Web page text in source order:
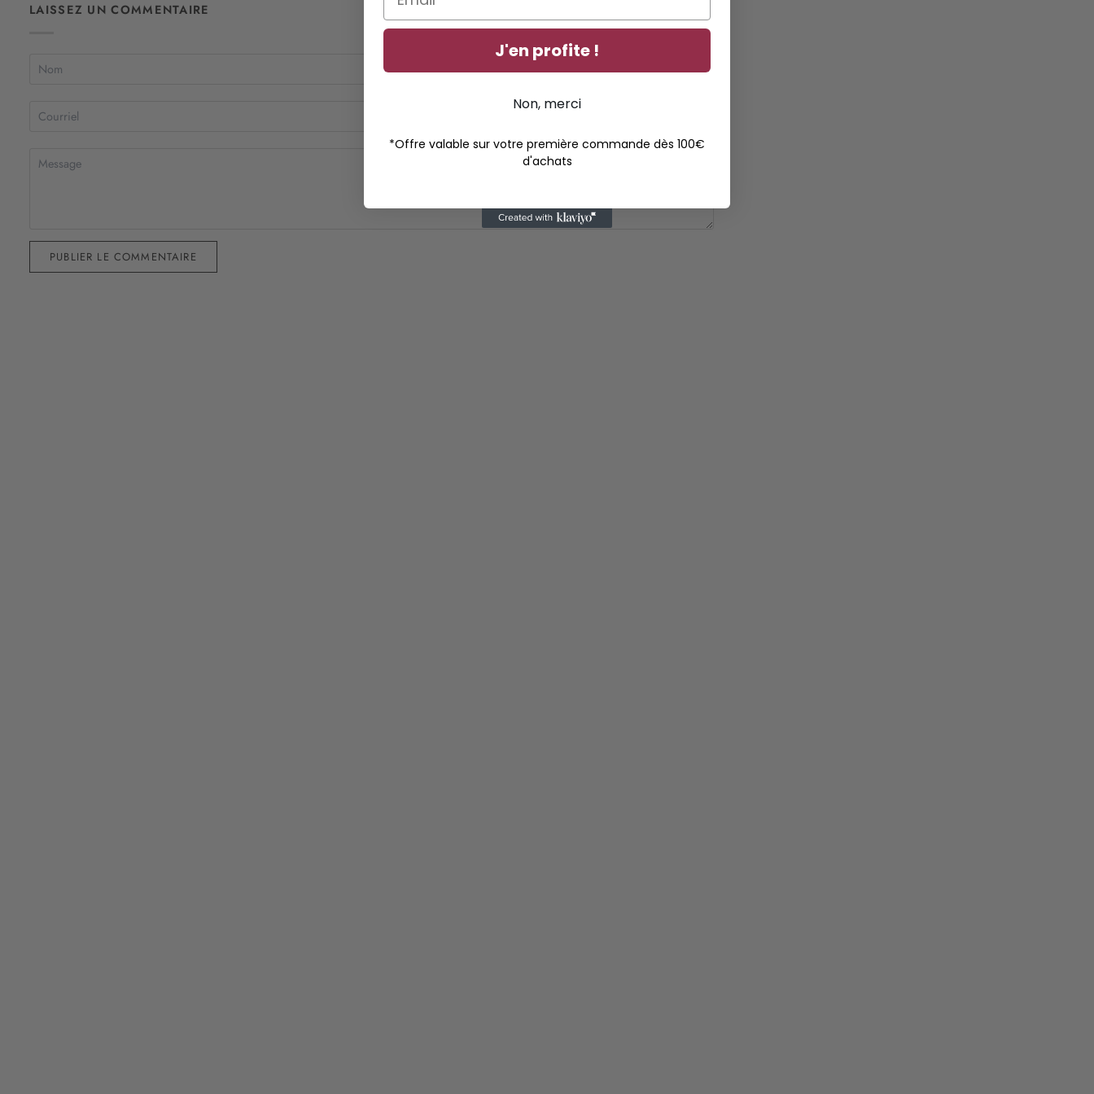
LAISSEZ UN COMMENTAIRE
PUBLIER LE COMMENTAIRE
J'en profite !
Non, merci
*Offre valable sur votre première commande dès 100€
d'achats